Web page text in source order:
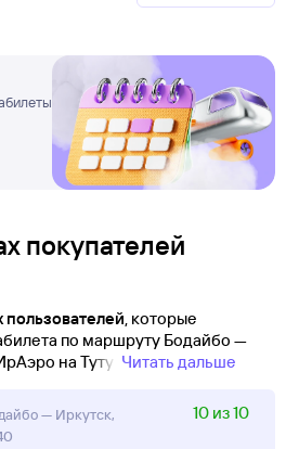
покупателей
пользователей, которые
по маршруту Бодайбо —
на Туту! Читать дальше
— Иркутск,
10 из 10